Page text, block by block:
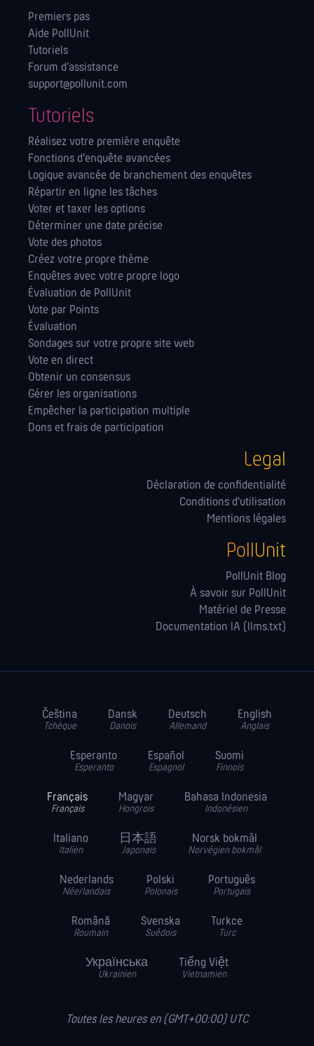
Premiers pas
Aide PollUnit
Tutoriels
Forum d’assistance
support@pollunit.com
Tutoriels
Réalisez votre première enquête
Fonctions d'enquête avancées
Logique avancée de branchement des enquêtes
Répartir en ligne les tâches
Voter et taxer les options
Déterminer une date précise
Vote des photos
Créez votre propre thème
Enquêtes avec votre propre logo
Évaluation de PollUnit
Vote par Points
Évaluation
Sondages sur votre propre site web
Vote en direct
Obtenir un consensus
Gérer les orga­nisations
Empêcher la participation multiple
Dons et frais de participation
Legal
Déclaration de confidentialité
Conditions d'utilisation
Mentions légales
PollUnit
PollUnit Blog
À savoir sur PollUnit
Matériel de Presse
Documentation IA (llms.txt)
Čeština
Tchèque
Dansk
Danois
Deutsch
Allemand
English
Anglais
Esperanto
Esperanto
Español
Espagnol
Suomi
Finnois
Français
Français
Magyar
Hongrois
Bahasa Indonesia
Indonésien
Italiano
Italien
日本語
Japonais
Norsk bokmål
Norvégien bokmål
Nederlands
Néerlandais
Polski
Polonais
Português
Portugais
Română
Roumain
Svenska
Suédois
Turkce
Turc
Українська
Ukrainien
Tiếng Việt
Vietnamien
Toutes les heures en (GMT+00:00) UTC